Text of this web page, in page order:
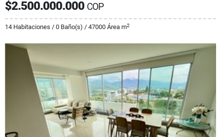
$2.500.000.000 COP
14 Habitaciones / 0 Baño(s) / 47000 Área m2